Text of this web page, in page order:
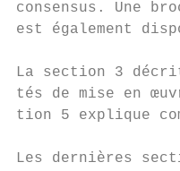
consensus. Une
est également
La section 3
tés de mise en
tion 5 explique
Les dernières